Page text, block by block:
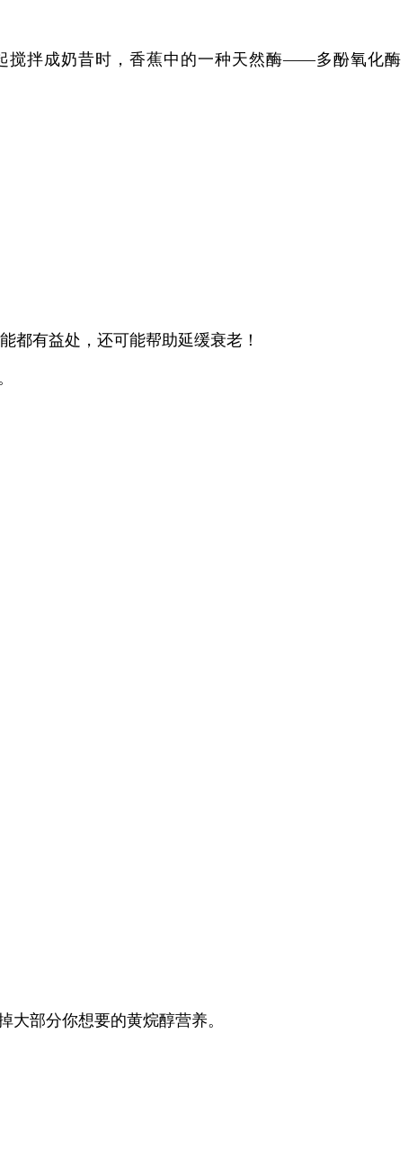
搅拌成奶昔时，香蕉中的一种天然酶——多酚氧化酶
都有益处，还可能帮助延缓衰老！
部分你想要的黄烷醇营养。